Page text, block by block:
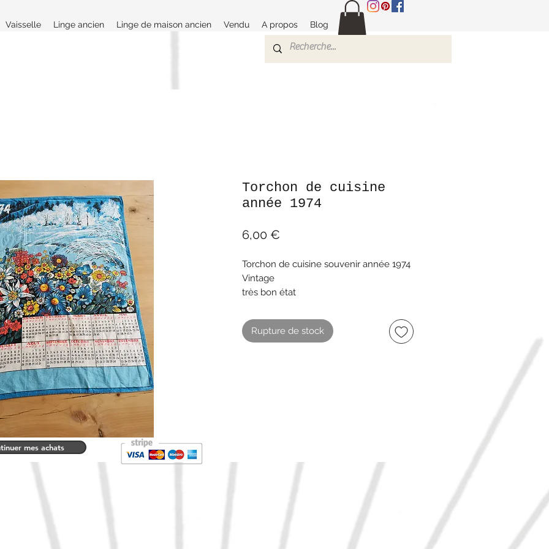
Vaisselle Linge ancien Linge de maison ancien Vendu A propos Blog
Torchon de cuisine
année 1974
6,00 €
Torchon de cuisine souvenir année 1974
Vintage
très bon état
Rupture de stock
mes achats